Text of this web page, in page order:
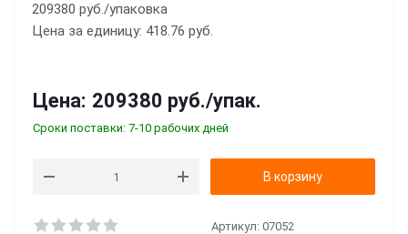
209380 руб./упаковка
Цена за единицу: 418.76 руб.
Цена: 209380 руб./упак.
Сроки поставки: 7-10 рабочих дней
В корзину
Артикул: 07052